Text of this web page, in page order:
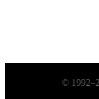
Alatunniste
©